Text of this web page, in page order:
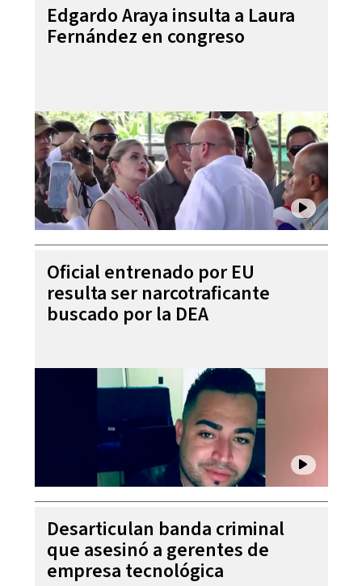
Edgardo Araya insulta a Laura
Fernández en congreso
Oficial entrenado por EU
resulta ser narcotraficante
buscado por la DEA
Desarticulan banda criminal
que asesinó a gerentes de
empresa tecnológica